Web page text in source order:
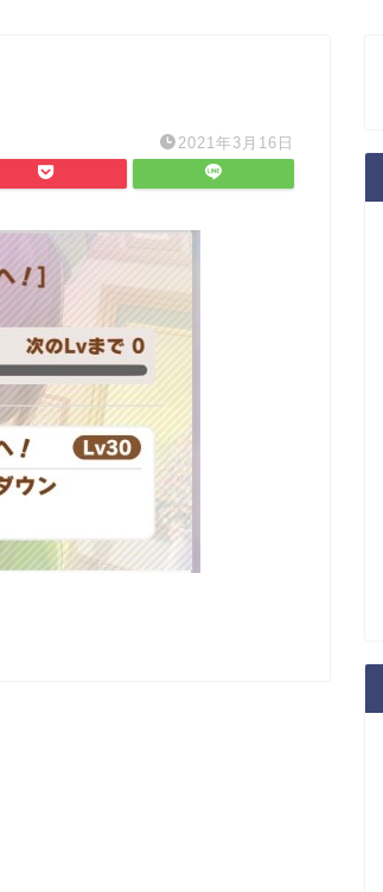
2021年3月16日